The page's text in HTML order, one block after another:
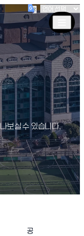
보실 수 있습니다.
공